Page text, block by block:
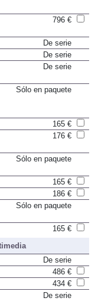
De serie
De serie
165 €
165 €
186 €
De serie
486 €
434 €